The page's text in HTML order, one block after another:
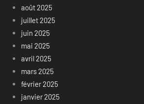
août 2025
juillet 2025
juin 2025
mai 2025
avril 2025
mars 2025
février 2025
janvier 2025